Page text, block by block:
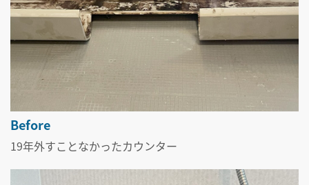
Before
19年外すことなかったカウンター